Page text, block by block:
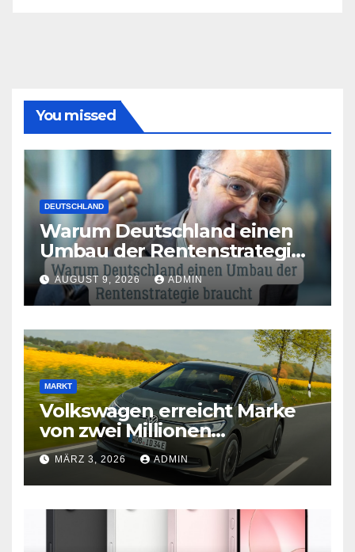
You missed
DEUTSCHLAND
Warum Deutschland einen
Umbau der Rentenstrategie
braucht
AUGUST 9, 2026 ADMIN
MARKT
Volkswagen erreicht Marke
von zwei Millionen
Elektroautos
MÄRZ 3, 2026 ADMIN